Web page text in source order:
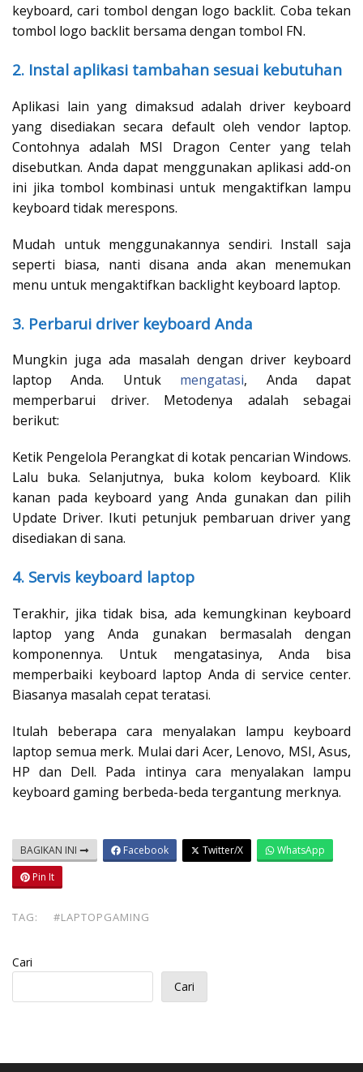
keyboard, cari tombol dengan logo backlit. Coba tekan
tombol logo backlit bersama dengan tombol FN.
2. Instal aplikasi tambahan sesuai kebutuhan
Aplikasi lain yang dimaksud adalah driver keyboard
yang disediakan secara default oleh vendor laptop.
Contohnya adalah MSI Dragon Center yang telah
disebutkan. Anda dapat menggunakan aplikasi add-on
ini jika tombol kombinasi untuk mengaktifkan lampu
keyboard tidak merespons.
Mudah untuk menggunakannya sendiri. Install saja
seperti biasa, nanti disana anda akan menemukan
menu untuk mengaktifkan backlight keyboard laptop.
3. Perbarui driver keyboard Anda
Mungkin juga ada masalah dengan driver keyboard
laptop Anda. Untuk mengatasi, Anda dapat
memperbarui driver. Metodenya adalah sebagai
berikut:
Ketik Pengelola Perangkat di kotak pencarian Windows.
Lalu buka. Selanjutnya, buka kolom keyboard. Klik
kanan pada keyboard yang Anda gunakan dan pilih
Update Driver. Ikuti petunjuk pembaruan driver yang
disediakan di sana.
4. Servis keyboard laptop
Terakhir, jika tidak bisa, ada kemungkinan keyboard
laptop yang Anda gunakan bermasalah dengan
komponennya. Untuk mengatasinya, Anda bisa
memperbaiki keyboard laptop Anda di service center.
Biasanya masalah cepat teratasi.
Itulah beberapa cara menyalakan lampu keyboard
laptop semua merk. Mulai dari Acer, Lenovo, MSI, Asus,
HP dan Dell. Pada intinya cara menyalakan lampu
keyboard gaming berbeda-beda tergantung merknya.
BAGIKAN INI Facebook Twitter/X
WhatsApp
Pin It
TAG: #LAPTOPGAMING
Cari
Cari